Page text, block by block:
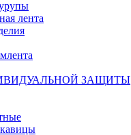
лента
ЗАЩИТЫ